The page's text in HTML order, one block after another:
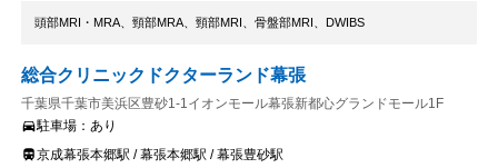
頭部MRI・MRA、頸部MRA、頸部MRI、骨盤部MRI、DWIBS
総合クリニックドクターランド幕張
千葉県千葉市美浜区豊砂1-1イオンモール幕張新都心グランドモール1F
駐車場： あり
京成幕張本郷駅 / 幕張本郷駅 / 幕張豊砂駅